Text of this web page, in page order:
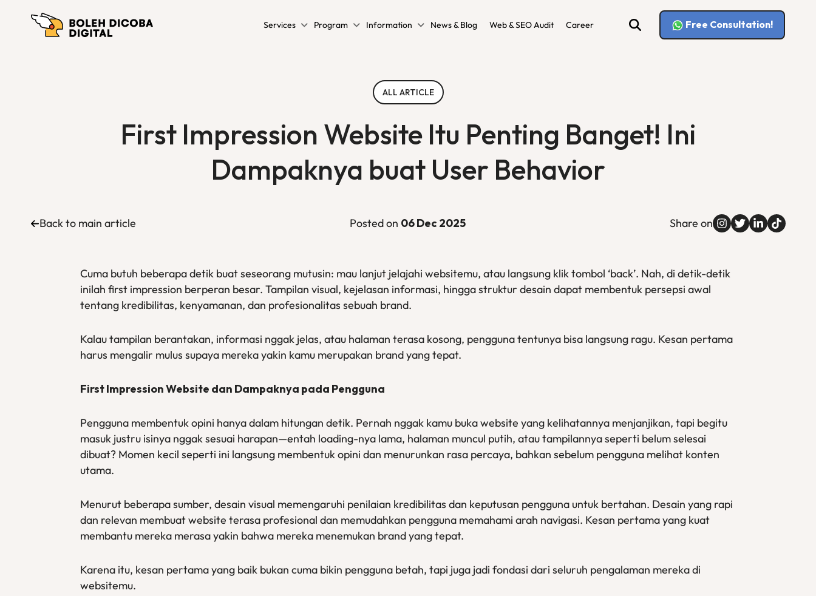
Services Program Information News & Blog Web & SEO Audit Career Free Consultation!
ALL ARTICLE
First Impression Website Itu Penting Banget! Ini
Dampaknya buat User Behavior
Back to main article Posted on 06 Dec 2025 Share on
Cuma butuh beberapa detik buat seseorang mutusin: mau lanjut jelajahi websitemu, atau langsung klik tombol ‘back’. Nah, di detik-detik
inilah first impression berperan besar. Tampilan visual, kejelasan informasi, hingga struktur desain dapat membentuk persepsi awal
tentang kredibilitas, kenyamanan, dan profesionalitas sebuah brand.
Kalau tampilan berantakan, informasi nggak jelas, atau halaman terasa kosong, pengguna tentunya bisa langsung ragu. Kesan pertama
harus mengalir mulus supaya mereka yakin kamu merupakan brand yang tepat.
First Impression Website dan Dampaknya pada Pengguna
Pengguna membentuk opini hanya dalam hitungan detik. Pernah nggak kamu buka website yang kelihatannya menjanjikan, tapi begitu
masuk justru isinya nggak sesuai harapan—entah loading-nya lama, halaman muncul putih, atau tampilannya seperti belum selesai
dibuat? Momen kecil seperti ini langsung membentuk opini dan menurunkan rasa percaya, bahkan sebelum pengguna melihat konten
utama.
Menurut beberapa sumber, desain visual memengaruhi penilaian kredibilitas dan keputusan pengguna untuk bertahan. Desain yang rapi
dan relevan membuat website terasa profesional dan memudahkan pengguna memahami arah navigasi. Kesan pertama yang kuat
membantu mereka merasa yakin bahwa mereka menemukan brand yang tepat.
Karena itu, kesan pertama yang baik bukan cuma bikin pengguna betah, tapi juga jadi fondasi dari seluruh pengalaman mereka di
websitemu.